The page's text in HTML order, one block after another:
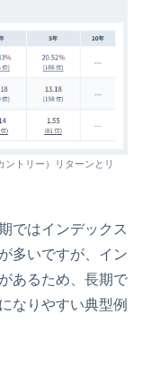
トリー）リターンとリ
ではインデックス
多いですが、イン
あるため、長期で
なりやすい典型例